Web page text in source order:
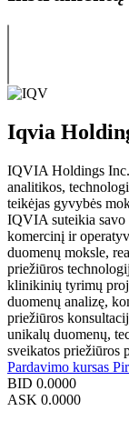
Iqvia
IQVIA Holdings Inc.
analitikos,
teikėjas gyvybės
IQVIA suteikia
komercinį ir
duomenų moksle,
priežiūros
klinikinių tyrimų
duomenų analizę,
priežiūros
unikalų duomenų,
sveikatos priežiūros
Pardavimo kursas
BID 0.0000
ASK 0.0000